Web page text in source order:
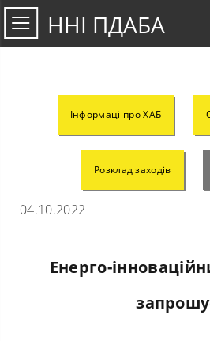
ННІ ПДАБА
Інформаці про ХАБ
Розклад заходів
04.10.2022
Енерго-